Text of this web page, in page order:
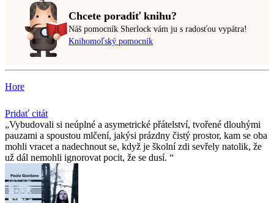
Chcete poradiť knihu?
Náš pomocník Sherlock vám ju s radosťou vypátra!
Knihomoľský pomocník
Hore
Pridať citát
Vybudovali si neúplné a asymetrické přátelství, tvořené dlouhými
pauzami a spoustou mlčení, jakýsi prázdny čistý prostor, kam se oba
mohli vracet a nadechnout se, když je školní zdi sevřely natolik, že
už dál nemohli ignorovat pocit, že se dusí.